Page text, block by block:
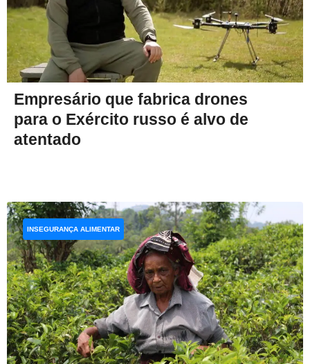
Empresário que fabrica drones
para o Exército russo é alvo de
atentado
INSEGURANÇA ALIMENTAR